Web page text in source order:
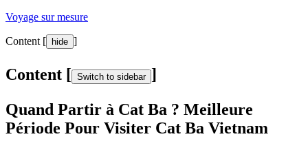
Voyage sur mesure
Content [ hide ]
Content [ Switch to sidebar ]
Quand Partir à Cat Ba ? Meilleure
Période Pour Visiter Cat Ba Vietnam